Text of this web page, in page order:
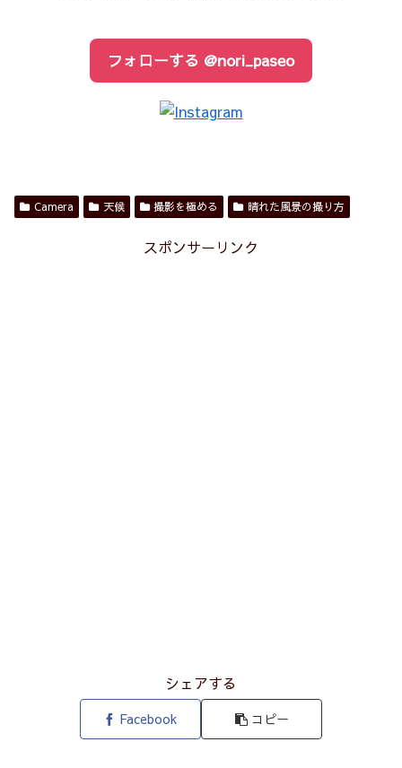
フォローする @nori_paseo
Camera 天候 撮影を極める 晴れた風景の撮り方
スポンサーリンク
シェアする
Facebook コピー